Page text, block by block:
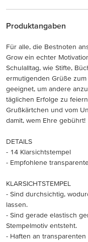
Produktangaben
Für alle, die Bestnoten
Grow ein echter
Schulalltag, wie Stifte,
ermutigenden Grüße
geeignet, um andere
täglichen Erfolge zu
Grußkärtchen und vom
damit, wem Ehre gebührt!
DETAILS
- 14 Klarsichtstempel
- Empfohlene
KLARSICHTSTEMPEL
- Sind durchsichtig,
lassen.
- Sind gerade elastisch
Stempelmotiv entsteht.
- Haften an